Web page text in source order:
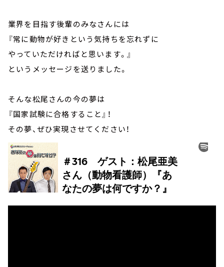
業界を目指す後輩のみなさんには
『常に動物が好きという気持ちを忘れずに
やっていただければと思います。』
というメッセージを送りました。
そんな松尾さんの今の夢は
『国家試験に合格すること』！
その夢、ぜひ実現させてください！